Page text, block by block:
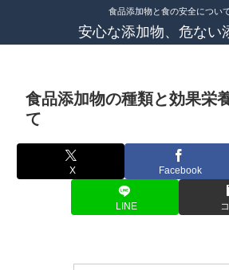
食品添加物と食の安全につい
安心な添加物、危ない
食品添加物の種類と効果栄
て
X Facebook
LINE